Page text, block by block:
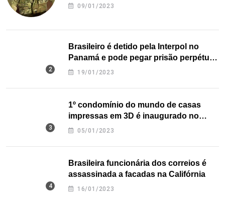
09/01/2023
Brasileiro é detido pela Interpol no
Panamá e pode pegar prisão perpétua
nos EUA
19/01/2023
1º condomínio do mundo de casas
impressas em 3D é inaugurado no
Texas
05/01/2023
Brasileira funcionária dos correios é
assassinada a facadas na Califórnia
16/01/2023